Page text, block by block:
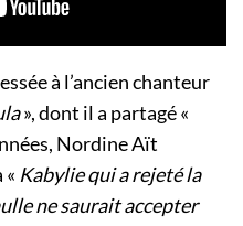
à l’ancien chanteur
», dont il a partagé «
Nordine Aït
Kabylie qui a rejeté la
ne saurait accepter